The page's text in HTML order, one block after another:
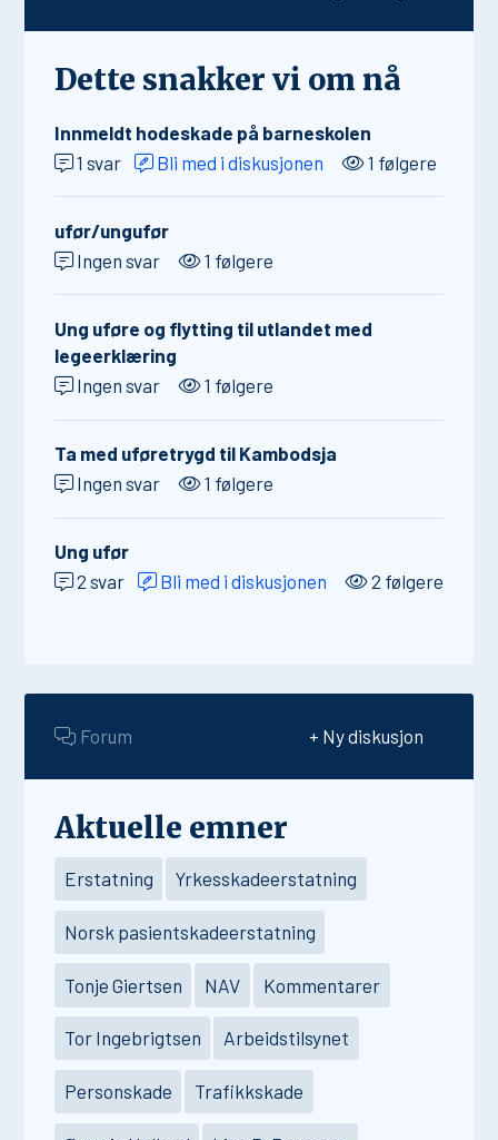
Dette snakker vi om nå
Innmeldt hodeskade på barneskolen
1 svar
Bli med i diskusjonen 1 følgere
ufør/ungufør
Ingen svar
1 følgere
Ung uføre og flytting til utlandet med
legeerklæring
Ingen svar
1 følgere
Ta med uføretrygd til Kambodsja
Ingen svar
1 følgere
Ung ufør
2 svar
Bli med i diskusjonen 2 følgere
Forum + Ny diskusjon
Aktuelle emner
Erstatning Yrkesskadeerstatning
Norsk pasientskadeerstatning
Tonje Giertsen NAV Kommentarer
Tor Ingebrigtsen Arbeidstilsynet
Personskade Trafikkskade